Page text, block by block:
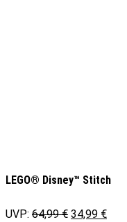
LEGO® Disney™ Stitch
UVP: 64,99€ 34,99 €